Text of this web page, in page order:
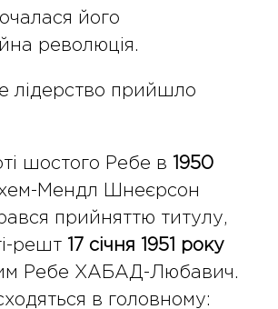
його
революція.
лідерство прийшло
шостого Ребе в 1950
Мендл Шнеєрсон
прийняттю титулу,
решт 17 січня 1951 року
Ребе ХАБАД-Любавич.
в головному: